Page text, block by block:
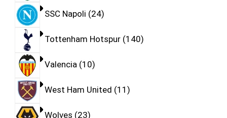
SSC Napoli 24
Tottenham Hotspur 140
Valencia 10
West Ham United 11
Wolves 23